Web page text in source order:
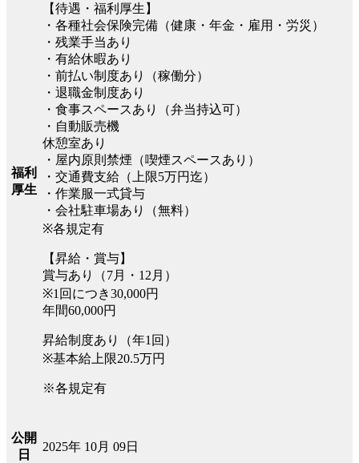
福利
厚生
【待遇・福利厚生】
・各種社会保険完備（健康・年金・雇用・労災）
・残業手当あり
・有給休暇あり
・前払い制度あり（稼働分）
・退職金制度あり
・食事スペースあり（弁当持込可）
・自動販売機
休憩室あり
・屋内原則禁煙（喫煙スペースあり）
・交通費支給（上限5万円迄）
・作業服一式貸与
・会社駐車場あり（無料）
※各規定有
【昇給・賞与】
賞与あり（7月・12月）
※1回につき30,000円
年間60,000円
昇給制度あり（年1回）
※基本給上限20.5万円
※各規定有
公開
日
2025年 10月 09日